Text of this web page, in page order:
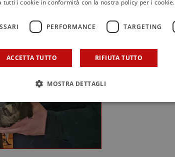
tutti i cookie in conformità con la nostra policy per i cookie.
PERFORMANCE TARGETING
ACCETTA TUTTO RIFIUTA TUTTO
MOSTRA DETTAGLI